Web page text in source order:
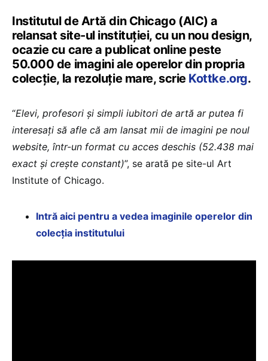
Institutul de Artă din Chicago (AIC) a
relansat site-ul instituției, cu un nou design,
ocazie cu care a publicat online peste
50.000 de imagini ale operelor din propria
colecție, la rezoluție mare, scrie Kottke.org.
“Elevi, profesori și simpli iubitori de artă ar putea fi
interesați să afle că am lansat mii de imagini pe noul
website, într-un format cu acces deschis (52.438 mai
exact și crește constant)”, se arată pe site-ul Art
Institute of Chicago.
Intră aici pentru a vedea imaginile operelor din
colecția institutului